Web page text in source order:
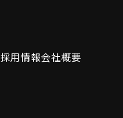
採用情報会社概要